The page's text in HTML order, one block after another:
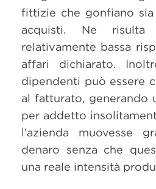
fittizie che gonfiano
acquisti. Ne risulta
relativamente bassa
affari dichiarato.
dipendenti può essere
al fatturato, generando
per addetto
l’azienda muovesse
denaro senza che
una reale intensità